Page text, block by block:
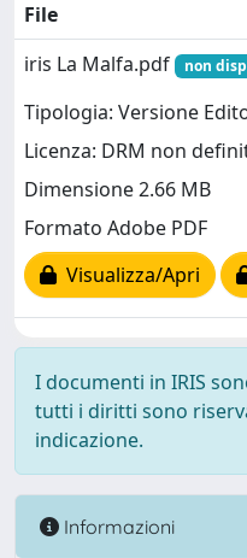
File
iris La Malfa.pdf
non
Tipologia: Versione
Licenza: DRM non
Dimensione 2.66 MB
Formato Adobe PDF
Visualizza/Apri
I documenti in IRIS
tutti i diritti sono
indicazione.
Informazioni